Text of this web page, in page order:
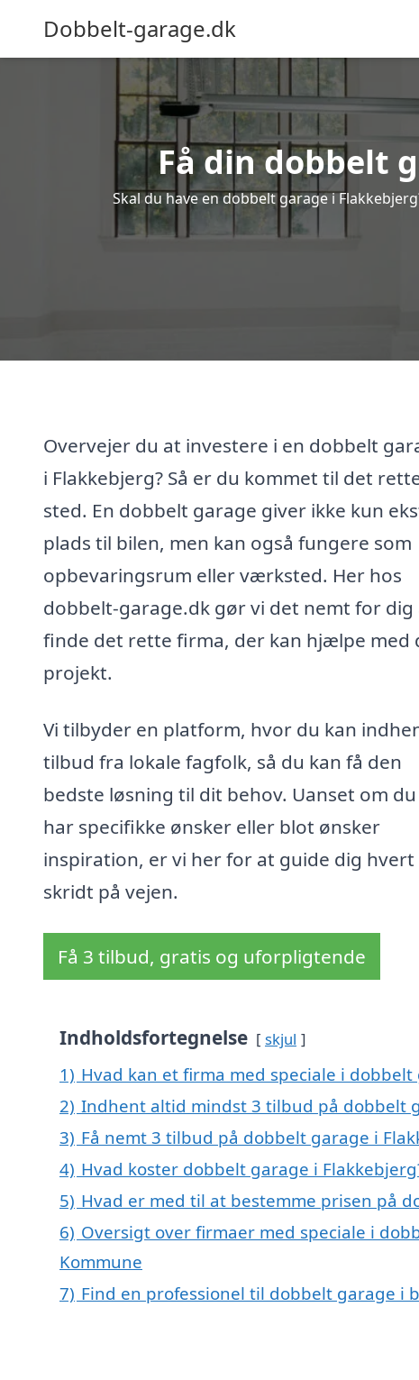
Dobbelt-garage.dk
Få din dobbelt
Skal du have en dobbelt garage i
Overvejer du at investere i en dobbelt
i Flakkebjerg? Så er du kommet til det
sted. En dobbelt garage giver ikke kun
plads til bilen, men kan også fungere som
opbevaringsrum eller værksted. Her hos
dobbelt-garage.dk gør vi det nemt for dig
finde det rette firma, der kan hjælpe med
projekt.
Vi tilbyder en platform, hvor du kan
tilbud fra lokale fagfolk, så du kan få den
bedste løsning til dit behov. Uanset om du
har specifikke ønsker eller blot ønsker
inspiration, er vi her for at guide dig hvert
skridt på vejen.
Få 3 tilbud, gratis og uforpligtende
Indholdsfortegnelse skjul
1) Hvad kan et firma med speciale i
2) Indhent altid mindst 3 tilbud på dobbelt
3) Få nemt 3 tilbud på dobbelt garage i
4) Hvad koster dobbelt garage i
5) Hvad er med til at bestemme prisen på
6) Oversigt over firmaer med speciale i
Kommune
7) Find en professionel til dobbelt garage i